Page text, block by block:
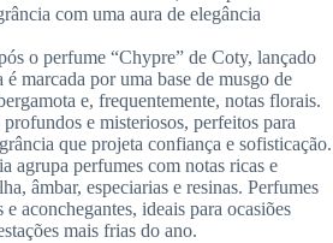
com uma aura de elegância
o perfume “Chypre” de Coty, lançado
marcada por uma base de musgo de
e, frequentemente, notas florais.
e misteriosos, perfeitos para
que projeta confiança e sofisticação.
agrupa perfumes com notas ricas e
âmbar, especiarias e resinas. Perfumes
e aconchegantes, ideais para ocasiões
mais frias do ano.